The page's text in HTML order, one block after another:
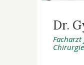
Dr.
Chirurgie